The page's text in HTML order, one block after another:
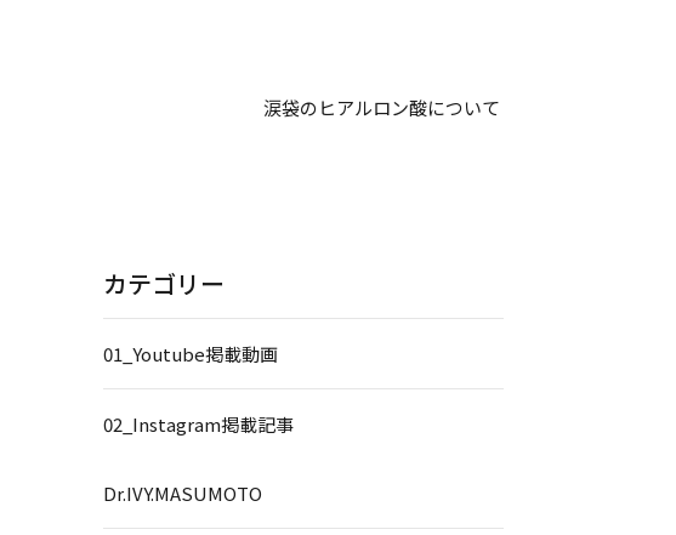
涙袋のヒアルロン酸について
カテゴリー
01_Youtube掲載動画
02_Instagram掲載記事
Dr.IVY.MASUMOTO